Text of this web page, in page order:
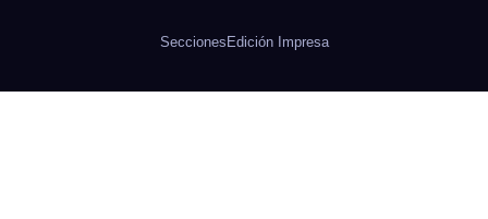
Secciones Edición Impresa